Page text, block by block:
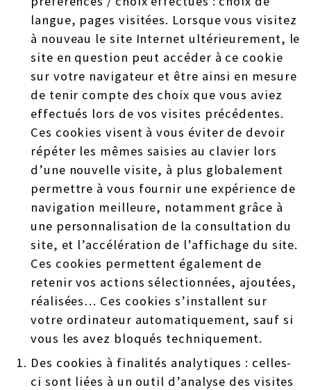
langue, pages visitées. Lorsque vous visitez
à nouveau le site Internet ultérieurement, le
site en question peut accéder à ce cookie
sur votre navigateur et être ainsi en mesure
de tenir compte des choix que vous aviez
effectués lors de vos visites précédentes.
Ces cookies visent à vous éviter de devoir
répéter les mêmes saisies au clavier lors
d’une nouvelle visite, à plus globalement
permettre à vous fournir une expérience de
navigation meilleure, notamment grâce à
une personnalisation de la consultation du
site, et l’accélération de l’affichage du site.
Ces cookies permettent également de
retenir vos actions sélectionnées, ajoutées,
réalisées… Ces cookies s’installent sur
votre ordinateur automatiquement, sauf si
vous les avez bloqués techniquement.
Des cookies à finalités analytiques : celles-
ci sont liées à un outil d’analyse des visites